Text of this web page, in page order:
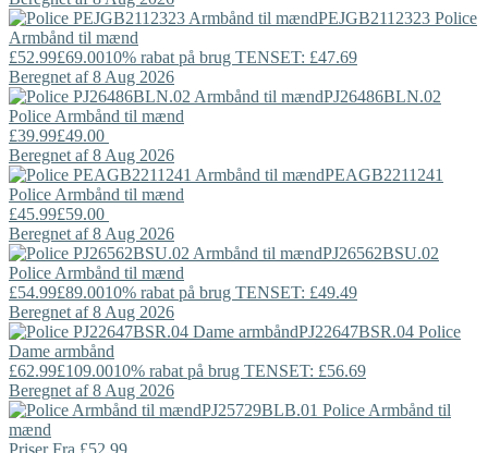
PEJGB2112323 Police
Armbånd til mænd
£52.99£69.0010% rabat på brug TENSET: £47.69
Beregnet af 8 Aug 2026
PJ26486BLN.02
Police Armbånd til mænd
£39.99£49.00
Beregnet af 8 Aug 2026
PEAGB2211241
Police Armbånd til mænd
£45.99£59.00
Beregnet af 8 Aug 2026
PJ26562BSU.02
Police Armbånd til mænd
£54.99£89.0010% rabat på brug TENSET: £49.49
Beregnet af 8 Aug 2026
PJ22647BSR.04 Police
Dame armbånd
£62.99£109.0010% rabat på brug TENSET: £56.69
Beregnet af 8 Aug 2026
PJ25729BLB.01 Police Armbånd til
mænd
Priser Fra £52.99